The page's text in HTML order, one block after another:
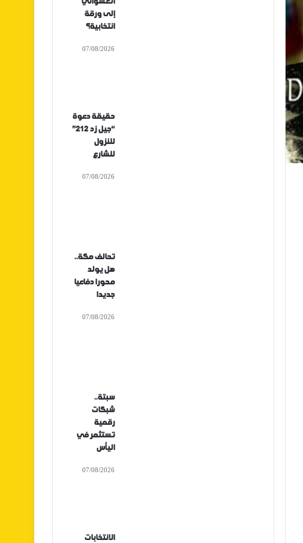
إلى ورقة
انتخابية؟
07/08/2026
حقيقة دعوة
“جيل زد 212”
للنزول
للشارع
07/08/2026
تحالف مكة..
هل يولد
محورا دفاعيا
جديدا
07/08/2026
سبتة..
شبكات
رقمية
تستثمر في
اليأس
07/08/2026
الانتخابات